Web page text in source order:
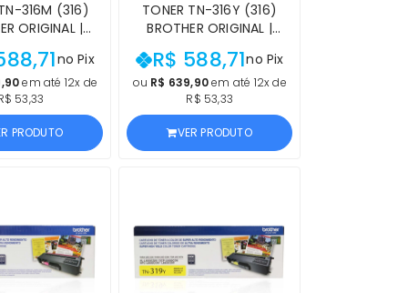
316M (316)
ORIGINAL |
L8600CDW,
HL-L8250CDN
| PRODUTO
COM NF
no Pix
em até 12x de
53,33
PRODUTO
TONER TN-316Y (316)
BROTHER ORIGINAL |
L8850CDW, L8600CDW,
L8350CDW, HL-L8250CDN
AMARELO | PRODUTO
OFICIAL BROTHER COM NF
E PROCEDÊNCIA
R$ 588,71no Pix
ou R$ 639,90em até 12x de
R$ 53,33
VER PRODUTO